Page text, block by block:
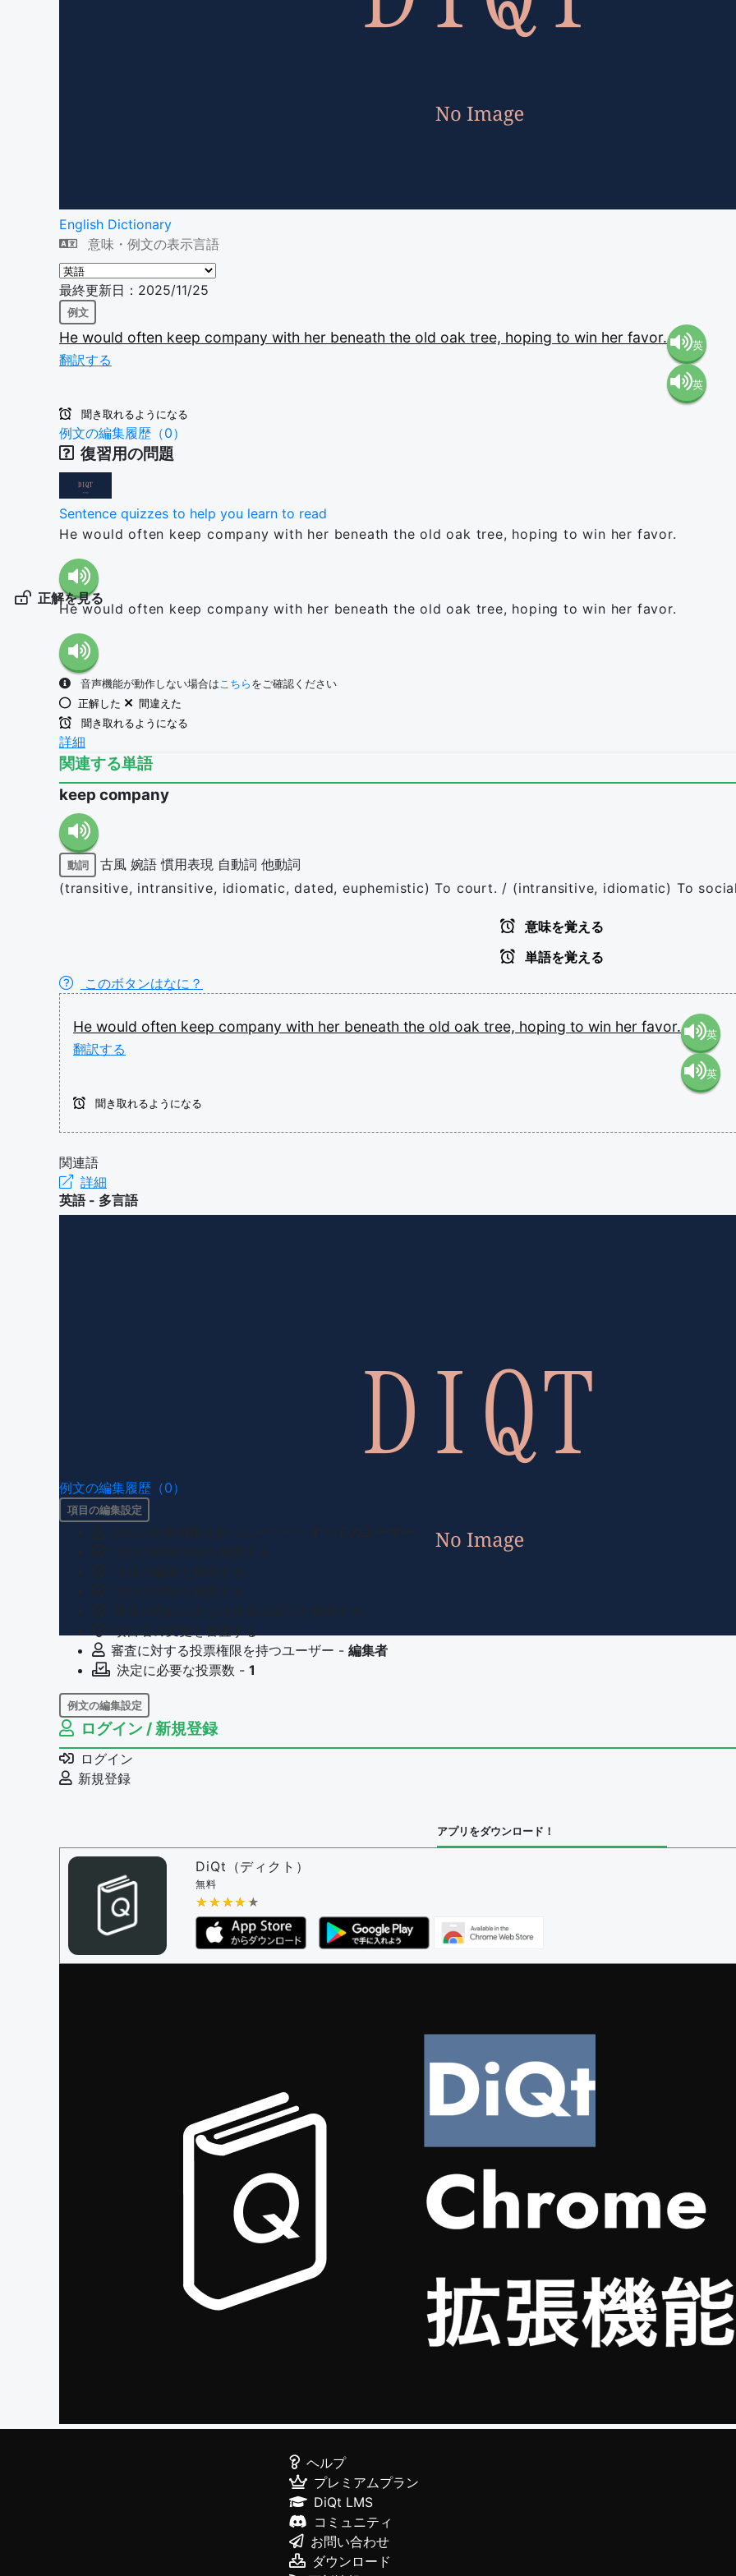
English Dictionary
意味・例文の表示言語
最終更新日：2025/11/25
例文
He would often keep company with her beneath the old oak tree, hoping to win her favor.
翻訳する
英
語（米
英
聞き取れるようになる
例文の編集履歴（0）
復習用の問題
Sentence quizzes to help you learn to read
He would often keep company with her beneath the old oak tree, hoping to win her favor.
正解を見る
He would often keep company with her beneath the old oak tree, hoping to win her favor.
音声機能が動作しない場合はこちら をご確認ください
正解した
間違えた
聞き取れるようになる
詳細
関連する単語
keep company
動詞 古風 婉語 慣用表現 自動詞 他動詞
(transitive, intransitive, idiomatic, dated, euphemistic) To court. / (intransitive, idiomatic) To
意味を覚える
単語を覚える
このボタンはなに？
He would often keep company with her beneath the old oak tree, hoping to win her favor.
翻訳する
英
語（米
英
聞き取れるようになる
関連語
詳細
英語 - 多言語
例文の編集履歴（0）
項目の編集設定
審査に対する投票権限を持つユーザー - 編集者
決定に必要な投票数 - 1
例文の編集設定
例文の編集権限を持つユーザー -
例文の削除を審査する
審査に対する投票権限を持つユーザー -
決定に必要な投票数 -
問題の編集権限を持つユーザー -すべてのユーザー
審査に対する投票権限を持つユーザー -
決定に必要な投票数 -
編集ガイドライン
ログイン / 新規登録
ログイン
新規登録
アプリをダウンロード！
DiQt（ディクト）
無料
★★★★★
★★★★★
ヘルプ
プレミアムプラン
DiQt LMS
コミュニティ
お問い合わせ
ダウンロード